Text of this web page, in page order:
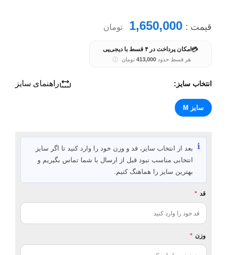
قیمت : 1,650,000 تومان
💳 امکان پرداخت در ۴ قسط با دیجی‌پی
هر قسط حدود413,000 تومان ⓘ
انتخاب سایز: راهنمای سایز
سایز M
ℹ️ بعد از انتخاب سایز، قد و وزن خود را وارد کنید تا اگر سایز
انتخابی مناسب نبود قبل از ارسال با شما تماس بگیریم و
بهترین سایز را هماهنگ کنیم.
قد *
وزن *